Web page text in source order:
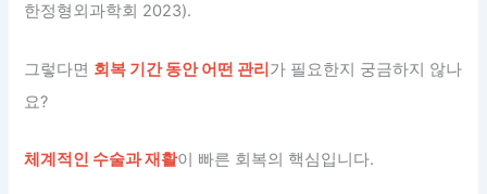
한정형외과학회 2023).
그렇다면 회복 기간 동안 어떤 관리가 필요한지 궁금하지 않나
요?
체계적인 수술과 재활이 빠른 회복의 핵심입니다.